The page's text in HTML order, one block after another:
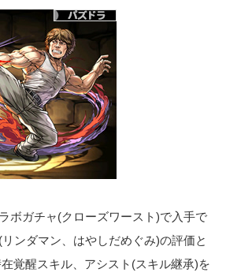
ボガチャ(クローズワースト)で入手で
ンダマン、はやしだめぐみ)の評価と
覚醒スキル、アシスト(スキル継承)を